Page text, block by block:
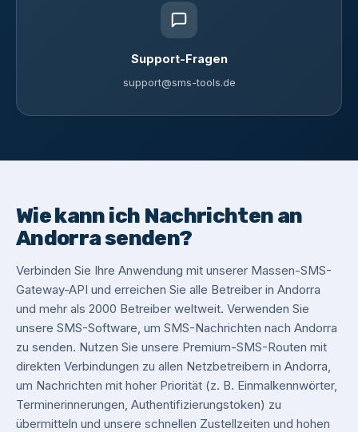
Support-Fragen
support@sms-tools.de
Wie kann ich Nachrichten an
Andorra senden?
Verbinden Sie Ihre Anwendung mit unserer Massen-SMS-
Gateway-API und erreichen Sie alle Betreiber in Andorra
und mehr als 2000 Betreiber weltweit. Verwenden Sie
unsere SMS-Software, um SMS-Nachrichten nach Andorra
zu senden. Nutzen Sie unsere Premium-SMS-Routen mit
direkten Verbindungen zu allen Netzbetreibern in Andorra,
um Nachrichten mit hoher Priorität (z. B. Einmalkennwörter,
Terminerinnerungen, Authentifizierungstoken) zu
übermitteln und unsere schnellen Zustellzeiten und hohen